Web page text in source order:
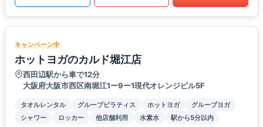
キャンペーン中
ホットヨガのカルド堀江店
西田辺駅から車で12分
大阪府大阪市西区南堀江1ー9ー1現代オレンジビル5F
タオルレンタル グループピラティス ホットヨガ
グループヨガ
シャワー
ロッカー 他店舗利用 水素水 駅から5分以内